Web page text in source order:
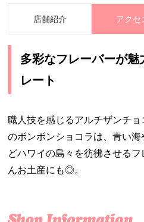
店舗紹介 アクセ
多彩なフレーバーが魅
レート
職人技を感じるアルチザンチ
のボンボンショコラは、青い
どハワイの島々を彷彿させる
んお土産にも◎。